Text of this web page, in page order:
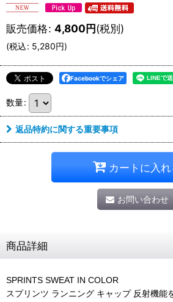
販売価格: 4,800円(税別)
(税込: 5,280円)
Facebookでシェア
数量:
返品特約に関する重要事項
カートに入れ
お問い合わせ
商品詳細
SPRINTS SWEAT IN COLOR
スプリンツ ランニング キャップ 反射機能